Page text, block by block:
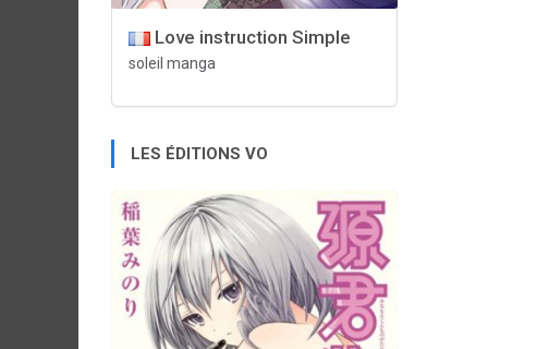
Love instruction Simple
soleil manga
LES ÉDITIONS VO